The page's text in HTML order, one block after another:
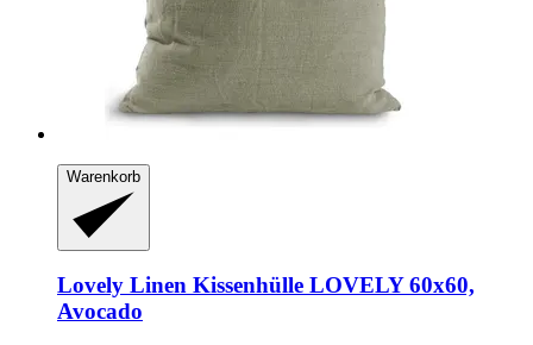
Warenkorb
Lovely Linen Kissenhülle LOVELY 60x60,
Avocado